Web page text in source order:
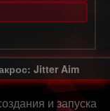
Jitter Aim
и запуска